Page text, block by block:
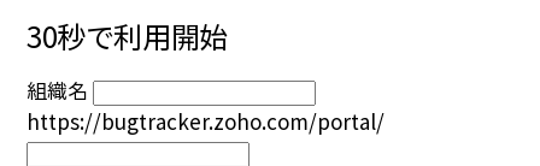
30秒で利用開始
組織名
https://bugtracker.zoho.com/portal/